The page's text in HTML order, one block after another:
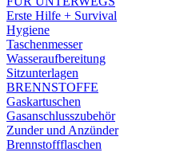
Erste Hilfe + Survival
Hygiene
Taschenmesser
Wasseraufbereitung
Sitzunterlagen
BRENNSTOFFE
Gaskartuschen
Gasanschlusszubehör
Zunder und Anzünder
Brennstoffflaschen